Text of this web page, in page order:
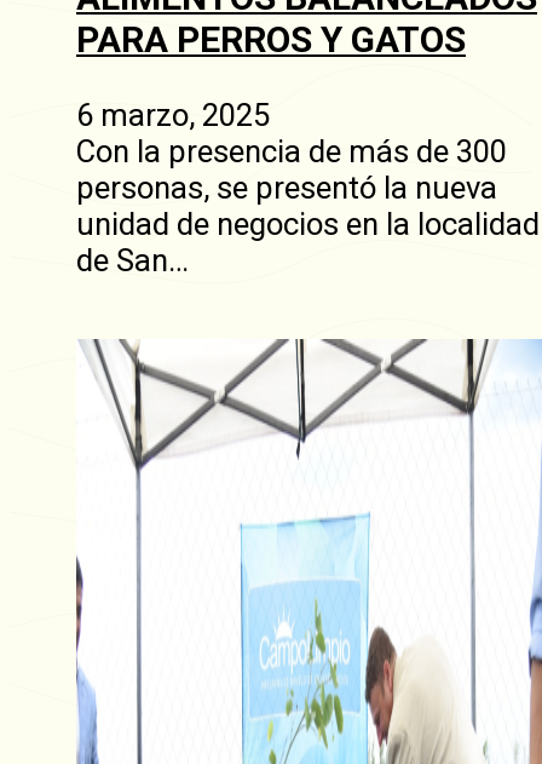
PARA PERROS Y GATOS
6 marzo, 2025
Con la presencia de más de 300
personas, se presentó la nueva
unidad de negocios en la localidad
de San…